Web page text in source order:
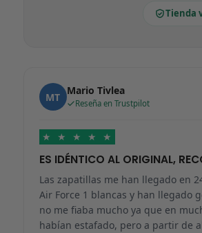
Tienda
MT Mario Tivlea
Reseña en Trustpilot
★ ★ ★ ★ ★
ES IDÉNTICO AL ORIGINAL,
Las zapatillas me han llegado en
Air Force 1 blancas y han llegado
no me fiaba mucho ya que en
habían estafado, pero a partir de